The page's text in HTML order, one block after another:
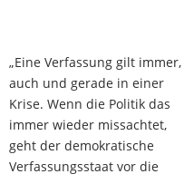
„Eine Verfassung gilt immer,
auch und gerade in einer
Krise. Wenn die Politik das
immer wieder missachtet,
geht der demokratische
Verfassungsstaat vor die